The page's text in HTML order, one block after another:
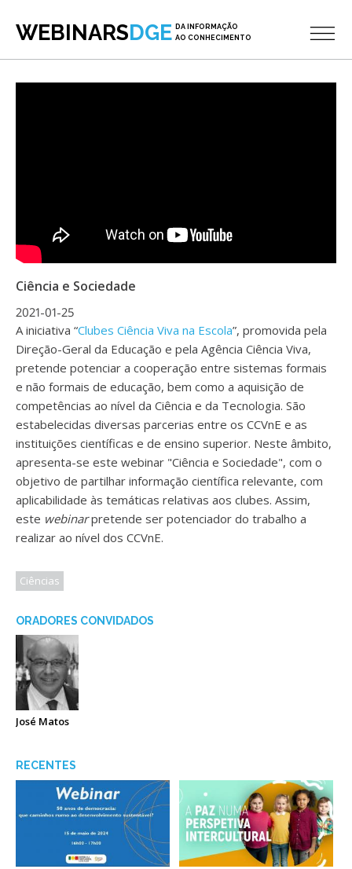
WEBINARSDGE DA INFORMAÇÃO
AO CONHECIMENTO
Ciência e Sociedade
2021-01-25
A iniciativa “Clubes Ciência Viva na Escola”, promovida pela
Direção-Geral da Educação e pela Agência Ciência Viva,
pretende potenciar a cooperação entre sistemas formais
e não formais de educação, bem como a aquisição de
competências ao nível da Ciência e da Tecnologia. São
estabelecidas diversas parcerias entre os CCVnE e as
instituições científicas e de ensino superior. Neste âmbito,
apresenta-se este webinar "Ciência e Sociedade", com o
objetivo de partilhar informação científica relevante, com
aplicabilidade às temáticas relativas aos clubes. Assim,
este webinarpretende ser potenciador do trabalho a
realizar ao nível dos CCVnE.
Ciências
ORADORES CONVIDADOS
José Matos
RECENTES